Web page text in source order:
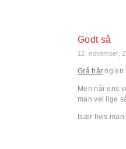
Godt så
12. november,
Grå hår og en
Men når ens
man vel lige
Især hvis man